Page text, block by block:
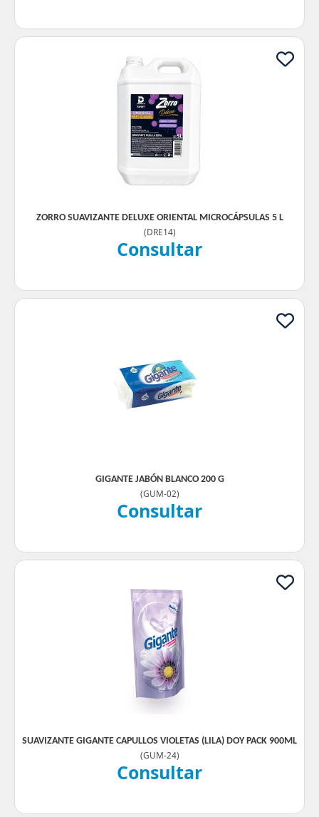
ZORRO SUAVIZANTE DELUXE ORIENTAL MICROCÁPSULAS 5 L
(DRE14)
Consultar
GIGANTE JABÓN BLANCO 200 G
(GUM-02)
Consultar
SUAVIZANTE GIGANTE CAPULLOS VIOLETAS (LILA) DOY PACK 900ML
(GUM-24)
Consultar